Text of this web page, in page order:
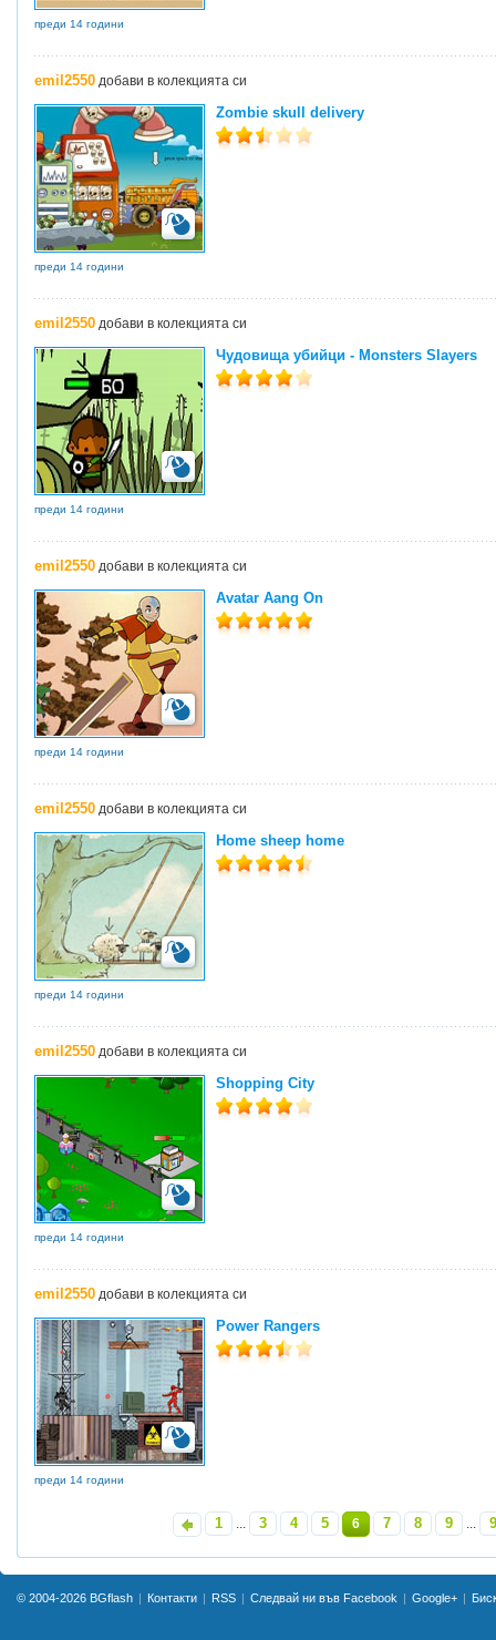
преди 14 години
emil2550 добави в колекцията си
Zombie skull delivery
преди 14 години
emil2550 добави в колекцията си
Чудовища убийци - Monsters Slayers
преди 14 години
emil2550 добави в колекцията си
Avatar Aang On
преди 14 години
emil2550 добави в колекцията си
Home sheep home
преди 14 години
emil2550 добави в колекцията си
Shopping City
преди 14 години
emil2550 добави в колекцията си
Power Rangers
преди 14 години
1 ... 3 4 5 6 7 8 9 ...
© 2004-2026 BGflash Контакти RSS Следвай ни във Facebook Google+